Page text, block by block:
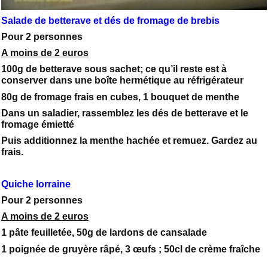
Salade de betterave et dés de fromage de brebis
Pour 2 personnes
A moins de 2 euros
100g de betterave sous sachet; ce qu’il reste est à
conserver dans une boîte hermétique au réfrigérateur
80g de fromage frais en cubes, 1 bouquet de menthe
Dans un saladier, rassemblez les dés de betterave et le
fromage émietté
Puis additionnez la menthe hachée et remuez. Gardez au
frais.
Quiche lorraine
Pour 2 personnes
A moins de 2 euros
1 pâte feuilletée, 50g de lardons de cansalade
1 poignée de gruyère râpé, 3 œufs ; 50cl de crème fraîche